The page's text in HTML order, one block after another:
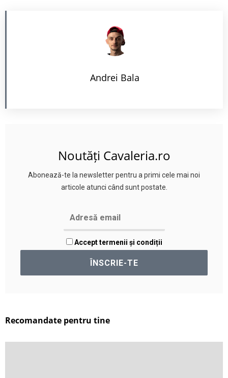
Andrei Bala
Noutăți Cavaleria.ro
Abonează-te la newsletter pentru a primi cele mai noi
articole atunci când sunt postate.
Accept termenii și condiții
Recomandate pentru tine